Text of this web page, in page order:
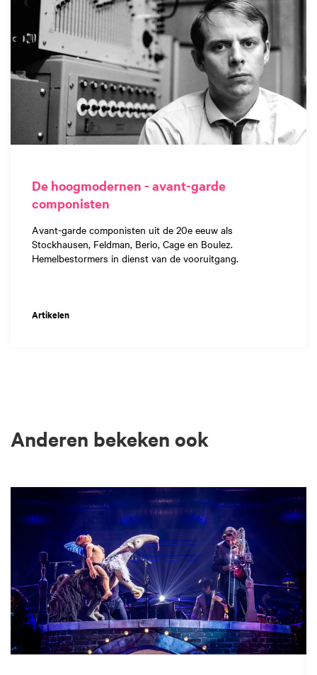
De hoogmodernen - avant-garde
componisten
Avant-garde componisten uit de 20e eeuw als
Stockhausen, Feldman, Berio, Cage en Boulez.
Hemelbestormers in dienst van de vooruitgang.
Artikelen
Anderen bekeken ook